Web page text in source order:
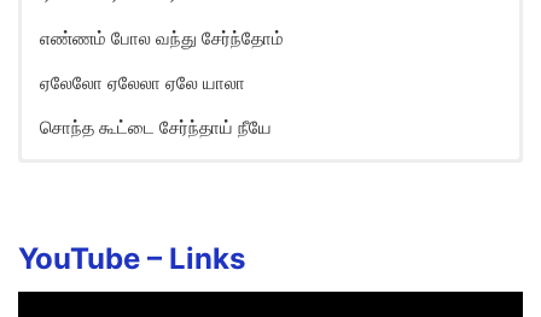
எண்ணம் போல வந்து சேர்ந்தோம்
ஏலேலோ ஏலேலா ஏலே யாலா
சொந்த கூட்டை சேர்ந்தாய் நீயே
Yelelo Yelelo Yelo Yaalaa
Ethi Poga Thoni Neeril
YouTube – Links